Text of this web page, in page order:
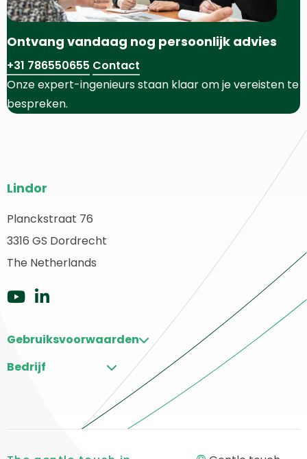
Ontvang vandaag nog persoonlijk advies
+31 786550655 Contact
Onze expert-ingenieurs staan klaar om je vereisten te
bespreken.
footer
Lindor
Planckstraat 76
3316 GS Dordrecht
The Netherlands
Ga
Youtube
Ga
LinkedIn
Gebruiksvoorwaarden
Bedrijf